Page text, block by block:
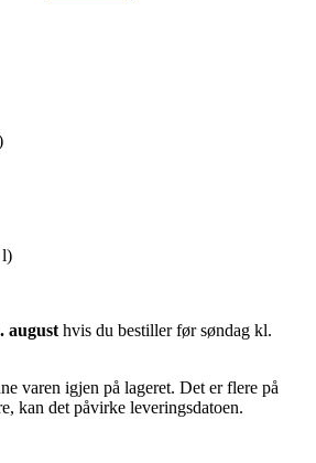
l)
august hvis du bestiller førsøndag kl.
varen igjen på lageret. Det er flere på
kan det påvirke leveringsdatoen.